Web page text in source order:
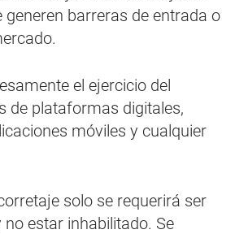
generen barreras de entrada o
el ejercicio del
de plataformas digitales,
móviles y cualquier
solo se requerirá ser
estar inhabilitado. Se